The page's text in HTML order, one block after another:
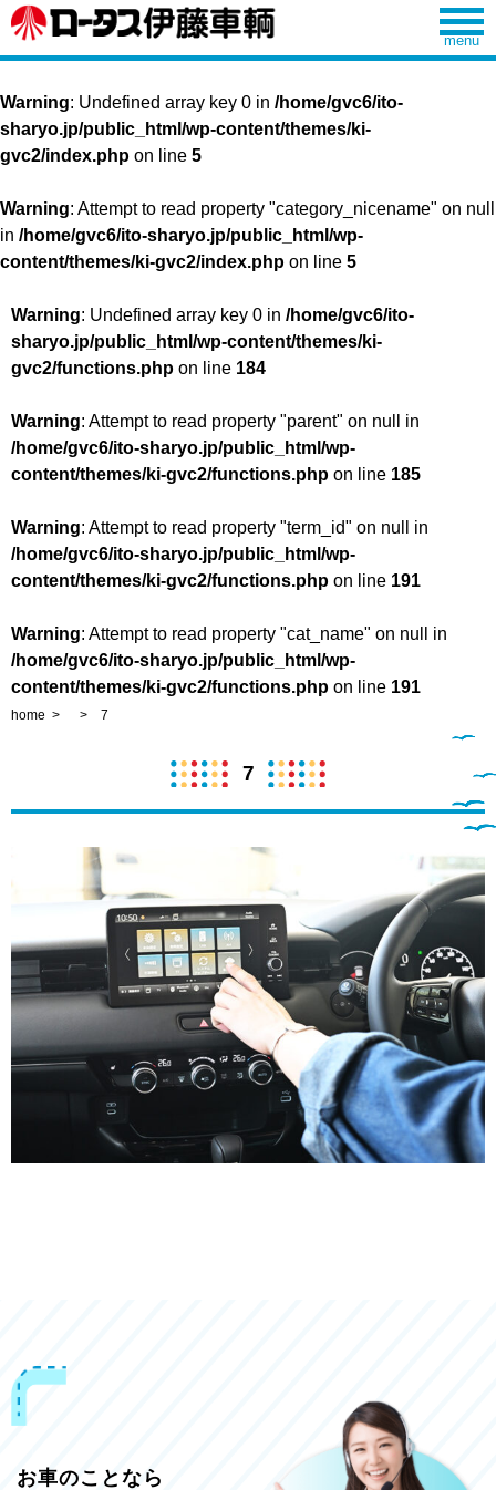
Warning: Undefined array key 0 in /home/gvc6/ito-
sharyo.jp/public_html/wp-content/themes/ki-
gvc2/index.php on line 5
Warning: Attempt to read property "category_nicename" on null
in /home/gvc6/ito-sharyo.jp/public_html/wp-
content/themes/ki-gvc2/index.php on line 5
Warning: Undefined array key 0 in /home/gvc6/ito-
sharyo.jp/public_html/wp-content/themes/ki-
gvc2/functions.php on line 184
Warning: Attempt to read property "parent" on null in
/home/gvc6/ito-sharyo.jp/public_html/wp-
content/themes/ki-gvc2/functions.php on line 185
Warning: Attempt to read property "term_id" on null in
/home/gvc6/ito-sharyo.jp/public_html/wp-
content/themes/ki-gvc2/functions.php on line 191
Warning: Attempt to read property "cat_name" on null in
/home/gvc6/ito-sharyo.jp/public_html/wp-
content/themes/ki-gvc2/functions.php on line 191
home 7
7
お車のことなら